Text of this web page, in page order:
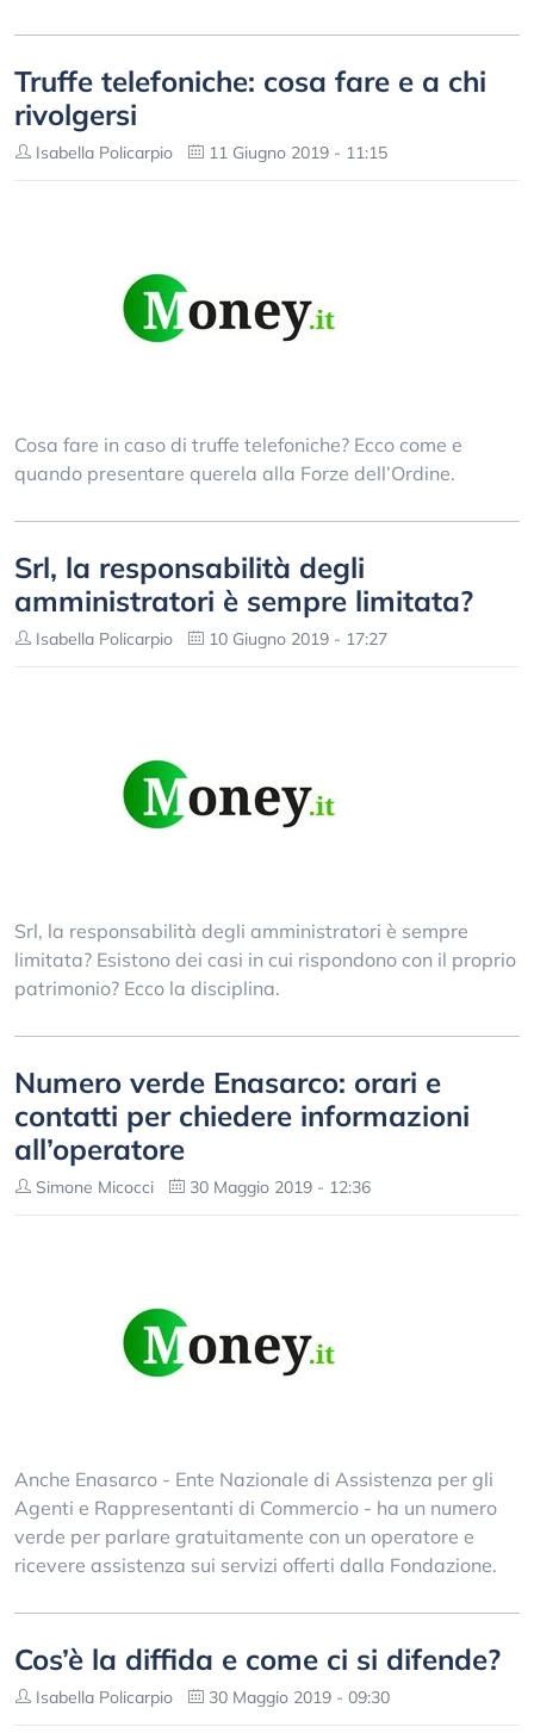
Truffe telefoniche: cosa fare e a chi
rivolgersi
Isabella Policarpio 11 Giugno 2019 - 11:15
Cosa fare in caso di truffe telefoniche? Ecco come e
quando presentare querela alla Forze dell’Ordine.
Srl, la responsabilità degli
amministratori è sempre limitata?
Isabella Policarpio 10 Giugno 2019 - 17:27
Srl, la responsabilità degli amministratori è sempre
limitata? Esistono dei casi in cui rispondono con il proprio
patrimonio? Ecco la disciplina.
Numero verde Enasarco: orari e
contatti per chiedere informazioni
all’operatore
Simone Micocci 30 Maggio 2019 - 12:36
Anche Enasarco - Ente Nazionale di Assistenza per gli
Agenti e Rappresentanti di Commercio - ha un numero
verde per parlare gratuitamente con un operatore e
ricevere assistenza sui servizi offerti dalla Fondazione.
Cos’è la diffida e come ci si difende?
Isabella Policarpio 30 Maggio 2019 - 09:30